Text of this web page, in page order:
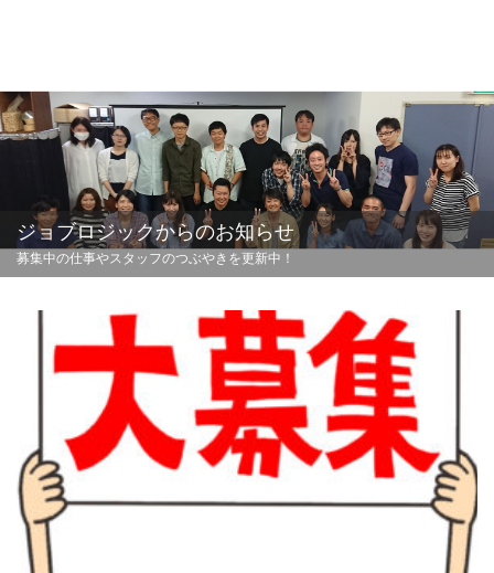
ジョブロジックからのお知らせ
募集中の仕事やスタッフのつぶやきを更新中！